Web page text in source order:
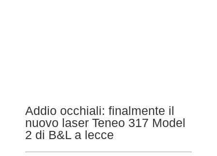
Addio occhiali: finalmente il
nuovo laser Teneo 317 Model
2 di B&L a lecce